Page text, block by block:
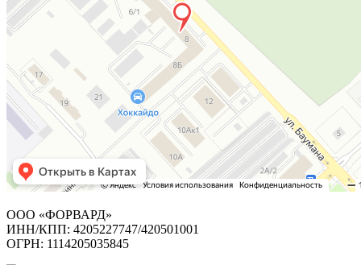
ООО «ФОРВАРД»
ИНН/КПП: 4205227747/420501001
ОГРН: 1114205035845